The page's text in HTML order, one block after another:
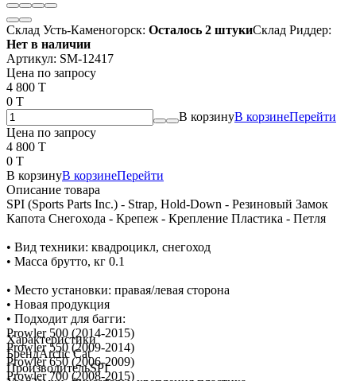
Склад Усть-Каменогорск: Осталось 2 штукиСклад Риддер:
Нет в наличии
Артикул: SM-12417
Цена по запросу
4 800 T
0 T
В корзинуВ корзинеПерейти
Цена по запросу
4 800 T
0 T
В корзинуВ корзинеПерейти
Описание товара
SPI (Sports Parts Inc.) - Strap, Hold-Down - Резиновый Замок
Капота Снегохода - Крепеж - Крепление Пластика - Петля
• Вид техники: квадроцикл, снегоход
• Масса брутто, кг 0.1
• Место установки: правая/левая сторона
• Новая продукция
• Подходит для багги:
Prowler 500 (2014-2015)
Prowler 550 (2009-2014)
Prowler 650 (2006-2009)
Prowler 700 (2008-2015)
Характеристики
БрендArctic Cat
ПроизводительSPI